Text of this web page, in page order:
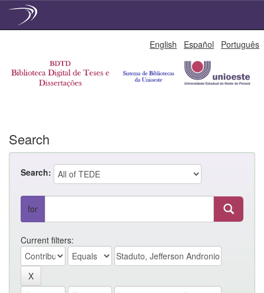
English Español Português
Search
Search:
for
Current filters: